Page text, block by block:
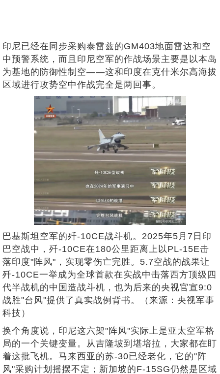
印尼已经在同步采购泰雷兹的GM403地面雷达和空
中预警系统，而且印尼空军的作战场景主要是以本岛
为基地的防御性制空——这和印度在克什米尔高海拔
区域进行攻势空中作战完全是两回事。
巴基斯坦空军的歼-10CE战斗机。2025年5月7日印
巴空战中，歼-10CE在180公里距离上以PL-15E击
落印度"阵风"，实现零伤亡完胜。5.7空战的战果让
歼-10CE一举成为全球首款在实战中击落西方顶级四
代半战机的中国造战斗机，也为后来的央视官宣9:0
战胜"台风"提供了真实战例背书。（来源：央视军事
科技）
换个角度说，印尼这六架"阵风"实际上是亚太空军格
局的一个关键变量。从吉隆坡到堪培拉，大家都在盯
着这批飞机。马来西亚的苏-30已经老化，它的"阵
风"采购计划摇摆不定；新加坡的F-15SG仍然是区域